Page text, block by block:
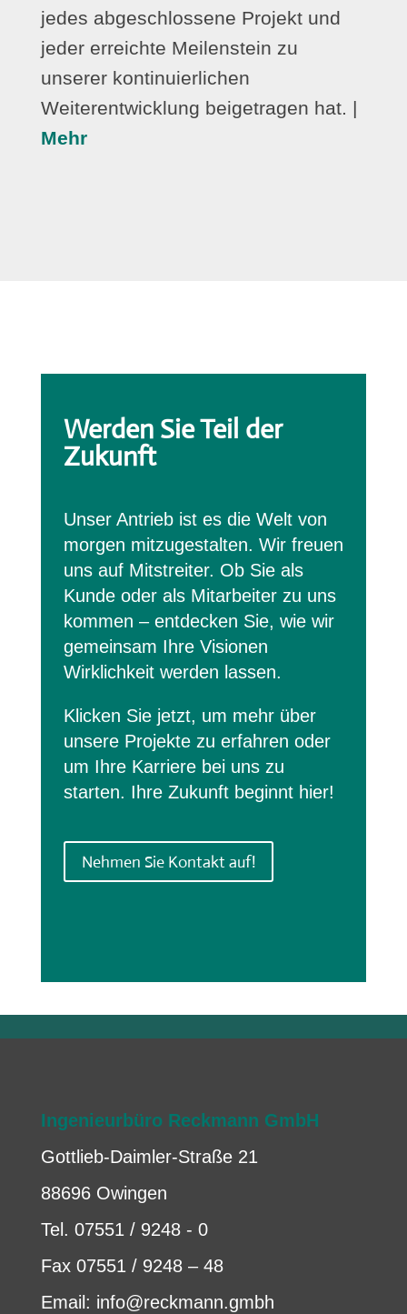
jedes abgeschlossene Projekt und
jeder erreichte Meilenstein zu
unserer kontinuierlichen
Weiterentwicklung beigetragen hat. |
Mehr
Werden Sie Teil der
Zukunft
Unser Antrieb ist es die Welt von
morgen mitzugestalten. Wir freuen
uns auf Mitstreiter. Ob Sie als
Kunde oder als Mitarbeiter zu uns
kommen – entdecken Sie, wie wir
gemeinsam Ihre Visionen
Wirklichkeit werden lassen.
Klicken Sie jetzt, um mehr über
unsere Projekte zu erfahren oder
um Ihre Karriere bei uns zu
starten. Ihre Zukunft beginnt hier!
Nehmen Sie Kontakt auf!
Ingenieurbüro Reckmann GmbH
Gottlieb-Daimler-Straße 21
88696 Owingen
Tel. 07551 / 9248 - 0
Fax 07551 / 9248 – 48
Email: info@reckmann.gmbh